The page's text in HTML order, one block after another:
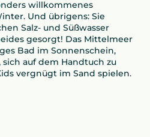
willkommenes
Und übrigens: Sie
Salz- und Süßwasser
gesorgt! Das Mittelmeer
Bad im Sonnenschein,
auf dem Handtuch zu
vergnügt im Sand spielen.